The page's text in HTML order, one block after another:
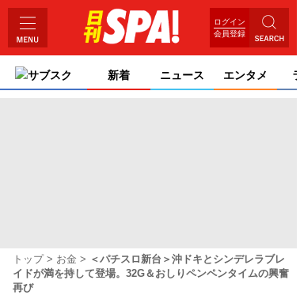
ログイン
会員登録
サブスク 新着 ニュース エンタメ
トップ お金
＜パチスロ新台＞沖ドキとシンデレラブレ
イドが満を持して登場。32G＆おしりペンペンタイムの興奮
再び